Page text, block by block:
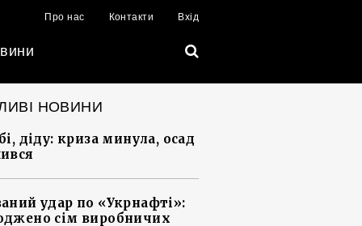
Про нас Контакти Вхід
НОВИНИ
діду: криза минула, осад
удар по «Укрнафті»:
сім виробничих